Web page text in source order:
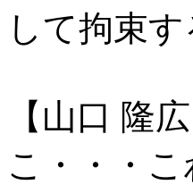
して拘束
【山口 隆広
こ・・・こ